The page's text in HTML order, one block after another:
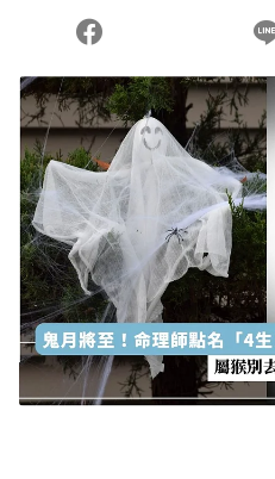
您當前剩餘 U 利點數：